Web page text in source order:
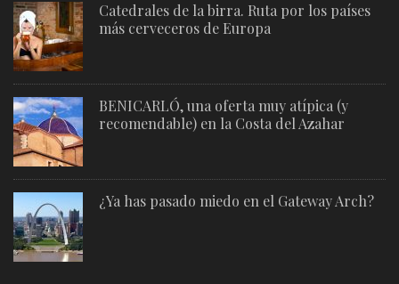
Catedrales de la birra. Ruta por los países
más cerveceros de Europa
BENICARLÓ, una oferta muy atípica (y
recomendable) en la Costa del Azahar
¿Ya has pasado miedo en el Gateway Arch?